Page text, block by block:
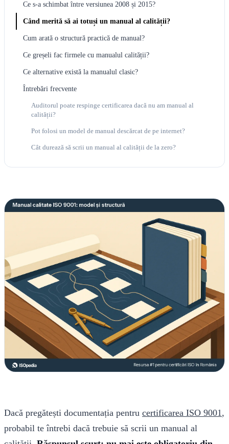
Dacă pregătești documentația pentru certificarea ISO 9001,
probabil te întrebi dacă trebuie să scrii un manual al
Ce s-a schimbat între versiunea 2008 și 2015?
Când merită să ai totuși un manual al calității?
Cum arată o structură practică de manual?
Ce greșeli fac firmele cu manualul calității?
Ce alternative există la manualul clasic?
Întrebări frecvente
Auditorul poate respinge certificarea dacă nu am manual al
calității?
Pot folosi un model de manual descărcat de pe internet?
Cât durează să scrii un manual al calității de la zero?